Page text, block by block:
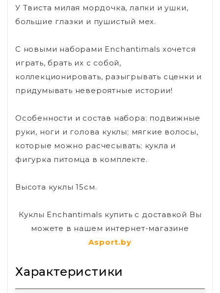
У Твиста милая мордочка, лапки и ушки,
большие глазки и пушистый мех.
С новыми наборами Enchantimals хочется
играть, брать их с собой,
коллекционировать, разыгрывать сценки и
придумывать невероятные истории!
Особенности и состав набора: подвижные
руки, ноги и голова куклы; мягкие волосы,
которые можно расчесывать; кукла и
фигурка питомца в комплекте.
Высота куклы 15см.
Куклы Enchantimals купить с доставкой Вы
можете в нашем интернет-магазине
Asport.by
Характеристики